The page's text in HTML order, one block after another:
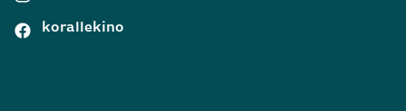
korallekino